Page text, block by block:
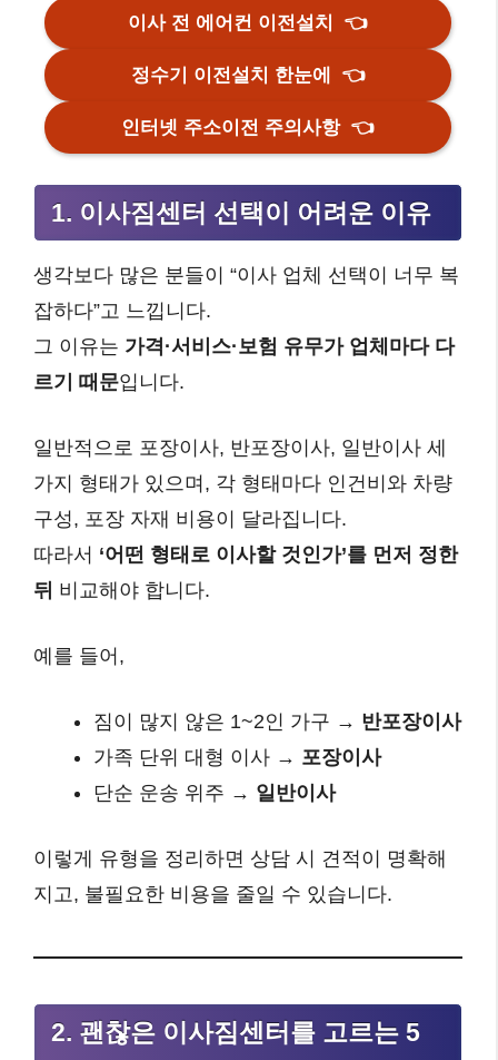
이사 전 에어컨 이전설치 👈
정수기 이전설치 한눈에 👈
인터넷 주소이전 주의사항 👈
1. 이사짐센터 선택이 어려운 이유
생각보다 많은 분들이 “이사 업체 선택이 너무 복
잡하다”고 느낍니다.
그 이유는 가격·서비스·보험 유무가 업체마다 다
르기 때문입니다.
일반적으로 포장이사, 반포장이사, 일반이사 세
가지 형태가 있으며, 각 형태마다 인건비와 차량
구성, 포장 자재 비용이 달라집니다.
따라서 ‘어떤 형태로 이사할 것인가’를 먼저 정한
뒤 비교해야 합니다.
예를 들어,
짐이 많지 않은 1~2인 가구 → 반포장이사
가족 단위 대형 이사 → 포장이사
단순 운송 위주 → 일반이사
이렇게 유형을 정리하면 상담 시 견적이 명확해
지고, 불필요한 비용을 줄일 수 있습니다.
2. 괜찮은 이사짐센터를 고르는 5